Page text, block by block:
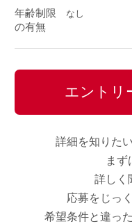
年齢制限
の有無
なし
エントリ
詳細を知りた
まず
詳しく
応募をじっ
希望条件と違っ